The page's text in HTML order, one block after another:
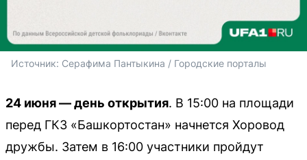
Источник: Серафима Пантыкина / Городские порталы
24 июня — день открытия. В 15:00 на площади
перед ГКЗ «Башкортостан» начнется Хоровод
дружбы. Затем в 16:00 участники пройдут